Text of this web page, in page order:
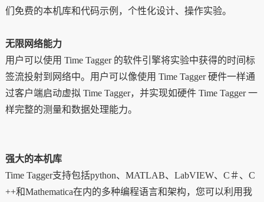
们免费的本机库和代码示例，个性化设计、操作实验。
无限网络能力
用户可以使用 Time Tagger 的软件引擎将实验中获得的时间标
签流投射到网络中。用户可以像使用 Time Tagger 硬件一样通
过客户端启动虚拟 Time Tagger，并实现如硬件 Time Tagger 一
样完整的测量和数据处理能力。
强大的本机库
Time Tagger支持包括python、MATLAB、LabVIEW、C＃、C
++和Mathematica在内的多种编程语言和架构，您可以利用我